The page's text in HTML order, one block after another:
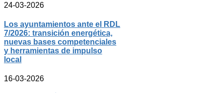
24-03-2026
Los ayuntamientos ante el RDL
7/2026: transición energética,
nuevas bases competenciales
y herramientas de impulso
local
16-03-2026